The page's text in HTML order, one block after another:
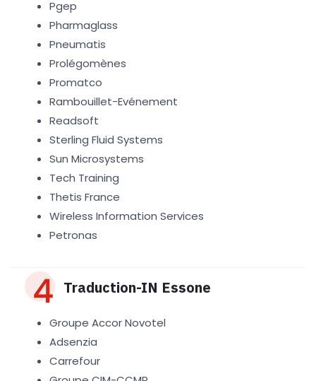
Pgep
Pharmaglass
Pneumatis
Prolégomènes
Promatco
Rambouillet-Evénement
Readsoft
Sterling Fluid Systems
Sun Microsystems
Tech Training
Thetis France
Wireless Information Services
Petronas
Traduction-IN Essone
Groupe Accor Novotel
Adsenzia
Carrefour